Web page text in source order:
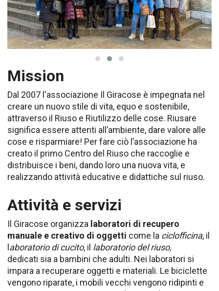
Mission
Dal 2007 l'associazione Il Giracose è impegnata nel
creare un nuovo stile di vita, equo e sostenibile,
attraverso il Riuso e Riutilizzo delle cose. Riusare
significa essere attenti all’ambiente, dare valore alle
cose e risparmiare! Per fare ciò l’associazione ha
creato il primo Centro del Riuso che raccoglie e
distribuisce i beni, dando loro una nuova vita, e
realizzando attività educative e didattiche sul riuso.
Attività e servizi
Il Giracose organizza laboratori di recupero
manuale e creativo di oggetti come la ciclofficina, il
laboratorio di cucito, il laboratorio del riuso,
dedicati sia a bambini che adulti. Nei laboratori si
impara a recuperare oggetti e materiali. Le biciclette
vengono riparate, i mobili vecchi vengono ridipinti e